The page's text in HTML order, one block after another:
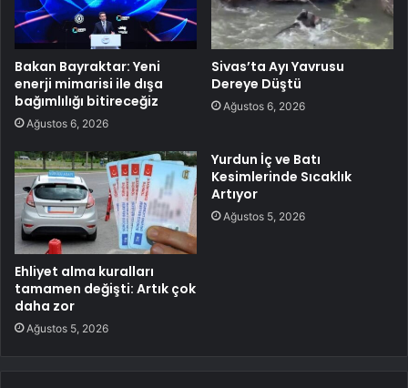
Bakan Bayraktar: Yeni
enerji mimarisi ile dışa
bağımlılığı bitireceğiz
Ağustos 6, 2026
Sivas’ta Ayı Yavrusu
Dereye Düştü
Ağustos 6, 2026
Ehliyet alma kuralları
tamamen değişti: Artık çok
daha zor
Ağustos 5, 2026
Yurdun İç ve Batı
Kesimlerinde Sıcaklık
Artıyor
Ağustos 5, 2026